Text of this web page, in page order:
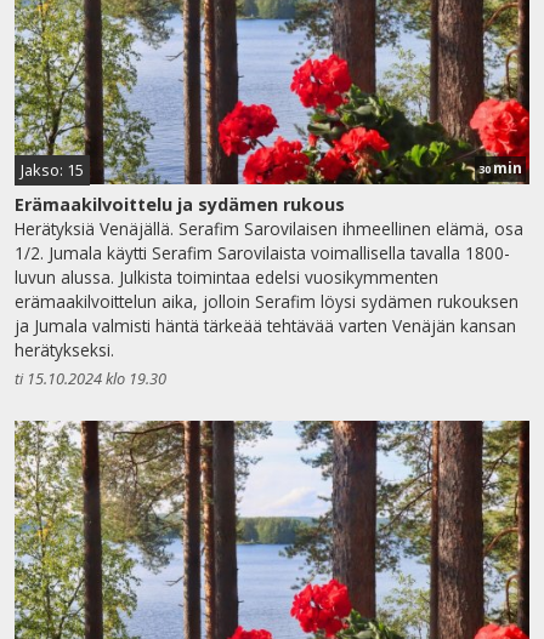
Jakso: 15 30min
Erämaakilvoittelu ja sydämen rukous
Herätyksiä Venäjällä. Serafim Sarovilaisen ihmeellinen elämä, osa
1/2. Jumala käytti Serafim Sarovilaista voimallisella tavalla 1800-
luvun alussa. Julkista toimintaa edelsi vuosikymmenten
erämaakilvoittelun aika, jolloin Serafim löysi sydämen rukouksen
ja Jumala valmisti häntä tärkeää tehtävää varten Venäjän kansan
herätykseksi.
ti 15.10.2024 klo 19.30